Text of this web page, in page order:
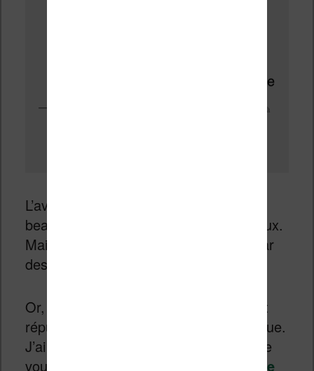
Sur l’écran de la liseuse la lumière est réfléchie avant d’arriver à
L’avantage c’est que la lumière est
beaucoup moins agressive pour les yeux.
Mais, cela reste de la lumière émise par
des LEDs.
Or, ces composants électroniques sont
réputés pour produire de la lumière bleue.
J’ai écrit un long article sur ce sujet que
vous pouvez lire ici :
liseuse et lumière